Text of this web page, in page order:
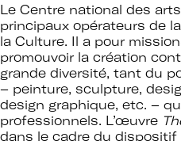
Le Centre national des
principaux opérateurs de
la Culture. Il a pour
promouvoir la création
grande diversité, tant du
– peinture, sculpture,
design graphique, etc. –
professionnels. L’œuvre
dans le cadre du dispositif